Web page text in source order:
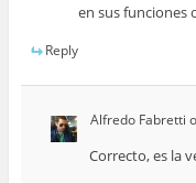
en sus funciones
Reply
Alfredo Fabretti
Correcto, es la